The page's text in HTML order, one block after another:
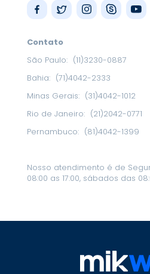
Contato
São Paulo: (11)3230-0887
Bahia: (71)4042-2333
Minas Gerais: (31)4042-1012
Rio de Janeiro: (21)2042-0771
Pernambuco: (81)4042-1399
Nosso atendimento é de
08:00 as 17:00, sábados das